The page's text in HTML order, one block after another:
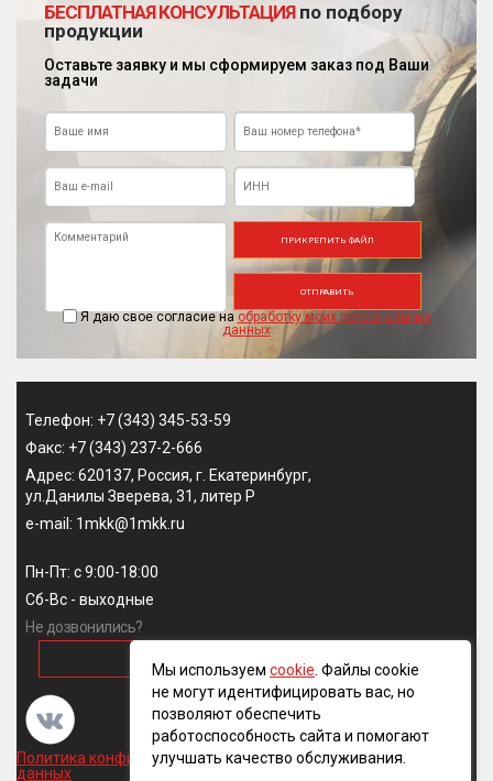
БЕСПЛАТНАЯ КОНСУЛЬТАЦИЯпо подбору
продукции
Оставьте заявку и мы сформируем заказ под Ваши
задачи
ПРИКРЕПИТЬ ФАЙЛ
Я даю свое согласие на обработку моих персональных
данных
ОТПРАВИТЬ
Телефон: +7 (343) 345-53-59
Факс: +7 (343) 237-2-666
Адрес: 620137, Россия, г. Екатеринбург,
ул.Данилы Зверева, 31, литер Р
e-mail: 1mkk@1mkk.ru
Пн-Пт: с 9:00-18:00
Сб-Вс - выходные
Не дозвонились?
Политика конфиденциальности и обработки персональных
данных
Мы используем cookie . Файлы cookie
не могут идентифицировать вас, но
позволяют обеспечить
работоспособность сайта и помогают
улучшать качество обслуживания.